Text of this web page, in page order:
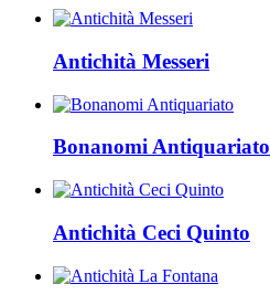
Antichità Messeri
Bonanomi Antiquariato
Antichità Ceci Quinto